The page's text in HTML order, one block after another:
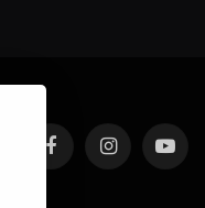
FacebookInstagramYouTube